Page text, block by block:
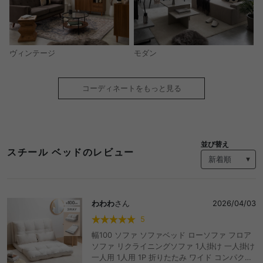
ヴィンテージ モダン
コーディネートをもっと見る
スチール ベッドのレビュー
並び替え
わわわさん
2026/04/03
5
幅100 ソファ ソファベッド ローソファ フロア
ソファ リクライニングソファ 1人掛け 一人掛け
一人用 1人用 1P 折りたたみ ワイド コンパクト